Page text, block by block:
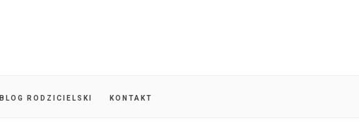
BLOG RODZICIELSKI KONTAKT